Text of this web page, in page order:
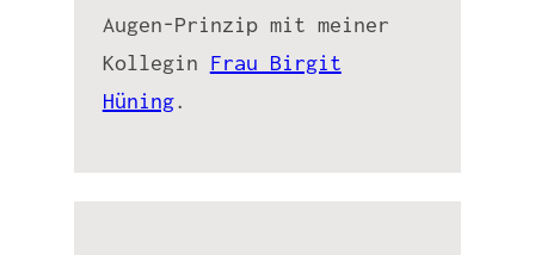
Augen-Prinzip mit meiner
Kollegin Frau Birgit
Hüning.